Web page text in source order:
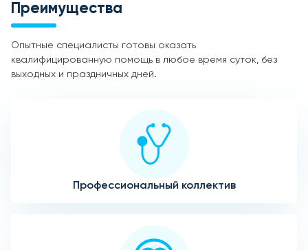
Преимущества
Опытные специалисты готовы оказать
квалифицированную помощь в любое время суток, без
выходных и праздничных дней.
Профессиональный коллектив